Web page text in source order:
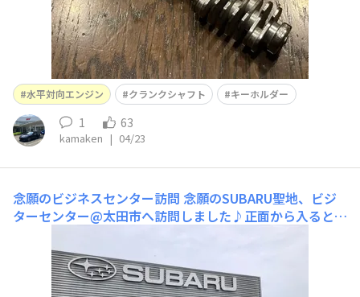
水平対向エンジン クランクシャフト キーホルダー
1 63
kamaken | 04/23
念願のビジネスセンター訪問 念願のSUBARU聖地、ビジ
ターセンター@太田市へ訪問しました♪正面から入ると、
示ルームの伝説の車、迫力ある矢島工場の生産ラインを見
学できました。1日当たりの生産台数は1,800台、内90%
が海外向けのため、左ハンドル車が目につきました。溶接